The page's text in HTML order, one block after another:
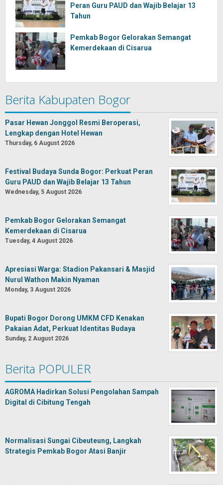
Peran Guru PAUD dan Wajib Belajar 13
Tahun
Pemkab Bogor Gelorakan Semangat
Kemerdekaan di Cisarua
Berita Kabupaten Bogor
Pasar Hewan Jonggol Resmi Beroperasi,
Lengkap dengan Hotel Hewan
Thursday, 6 August 2026
Festival Budaya Sunda Bogor: Perkuat Peran
Guru PAUD dan Wajib Belajar 13 Tahun
Wednesday, 5 August 2026
Pemkab Bogor Gelorakan Semangat
Kemerdekaan di Cisarua
Tuesday, 4 August 2026
Apresiasi Warga: Stadion Pakansari & Masjid
Nurul Wathon Makin Nyaman
Monday, 3 August 2026
Bupati Bogor Dorong UMKM CFD Kenakan
Pakaian Adat, Perkuat Identitas Budaya
Sunday, 2 August 2026
Berita POPULER
AGROMA Hadirkan Solusi Pengolahan Sampah
Digital di Cibitung Tengah
Normalisasi Sungai Cibeuteung, Langkah
Strategis Pemkab Bogor Atasi Banjir